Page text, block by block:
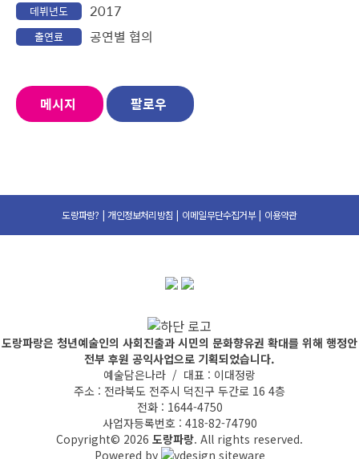
데뷔년도 2017
출연료 공연별 협의
메시지 팔로우
도랑파랑? |개인정보처리방침 | 이메일무단수집거부| 이용약관
도랑파랑은 청년예술인의 사회진출과 시민의 문화향유권 확대를 위해 행정안
전부 후원 공익사업으로 기획되었습니다.
예술담은나라 / 대표 : 이대정랑
주소 : 전라북도 전주시 덕진구 두간로 16 4층
전화 : 1644-4750
사업자등록번호 : 418-82-74790
Copyright© 2026 도랑파랑. All rights reserved.
Powered by